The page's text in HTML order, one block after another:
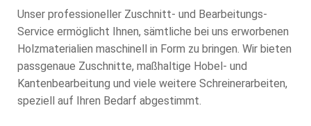
Unser professioneller Zuschnitt- und Bearbeitungs-
Service ermöglicht Ihnen, sämtliche bei uns erworbenen
Holzmaterialien maschinell in Form zu bringen. Wir bieten
passgenaue Zuschnitte, maßhaltige Hobel- und
Kantenbearbeitung und viele weitere Schreinerarbeiten,
speziell auf Ihren Bedarf abgestimmt.